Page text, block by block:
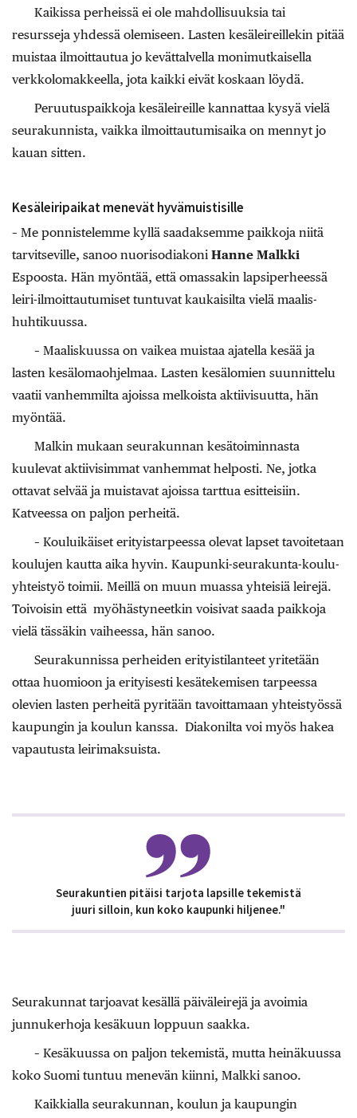
Kaikissa perheissä ei ole mahdollisuuksia tai
resursseja yhdessä olemiseen. Lasten kesäleireillekin pitää
muistaa ilmoittautua jo kevättalvella monimutkaisella
verkkolomakkeella, jota kaikki eivät koskaan löydä.
Peruutuspaikkoja kesäleireille kannattaa kysyä vielä
seurakunnista, vaikka ilmoittautumisaika on mennyt jo
kauan sitten.
Kesäleiripaikat menevät hyvämuistisille
– Me ponnistelemme kyllä saadaksemme paikkoja niitä
tarvitseville, sanoo nuorisodiakoni Hanne Malkki
Espoosta. Hän myöntää, että omassakin lapsiperheessä
leiri-ilmoittautumiset tuntuvat kaukaisilta vielä maalis-
huhtikuussa.
– Maaliskuussa on vaikea muistaa ajatella kesää ja
lasten kesälomaohjelmaa. Lasten kesälomien suunnittelu
vaatii vanhemmilta ajoissa melkoista aktiivisuutta, hän
myöntää.
Malkin mukaan seurakunnan kesätoiminnasta
kuulevat aktiivisimmat vanhemmat helposti. Ne, jotka
ottavat selvää ja muistavat ajoissa tarttua esitteisiin.
Katveessa on paljon perheitä.
– Kouluikäiset erityistarpeessa olevat lapset tavoitetaan
koulujen kautta aika hyvin. Kaupunki-seurakunta-koulu-
yhteistyö toimii. Meillä on muun muassa yhteisiä leirejä.
Toivoisin että myöhästyneetkin voisivat saada paikkoja
vielä tässäkin vaiheessa, hän sanoo.
Seurakunnissa perheiden erityistilanteet yritetään
ottaa huomioon ja erityisesti kesätekemisen tarpeessa
olevien lasten perheitä pyritään tavoittamaan yhteistyössä
kaupungin ja koulun kanssa. Diakonilta voi myös hakea
vapautusta leirimaksuista.
Seurakuntien pitäisi tarjota lapsille tekemistä
juuri silloin, kun koko kaupunki hiljenee."
Seurakunnat tarjoavat kesällä päiväleirejä ja avoimia
junnukerhoja kesäkuun loppuun saakka.
– Kesäkuussa on paljon tekemistä, mutta heinäkuussa
koko Suomi tuntuu menevän kiinni, Malkki sanoo.
Kaikkialla seurakunnan, koulun ja kaupungin